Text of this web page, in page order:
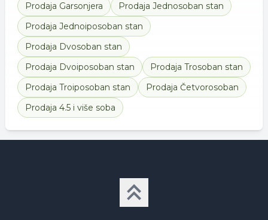
Prodaja Garsonjera Prodaja Jednosoban stan
Prodaja Jednoiposoban stan
Prodaja Dvosoban stan
Prodaja Dvoiposoban stan Prodaja Trosoban stan
Prodaja Troiposoban stan Prodaja Četvorosoban
Prodaja 4.5 i više soba